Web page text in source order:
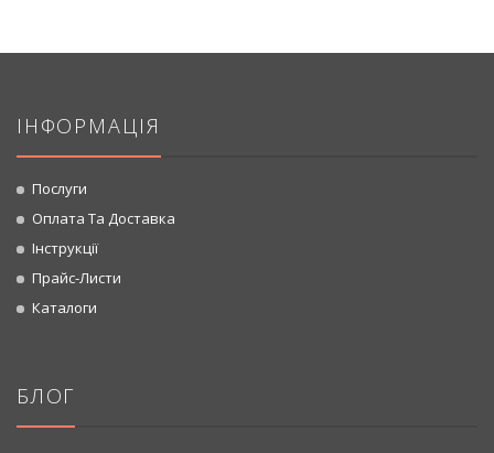
ІНФОРМАЦІЯ
Послуги
Оплата Та Доставка
Інструкції
Прайс-Листи
Каталоги
БЛОГ